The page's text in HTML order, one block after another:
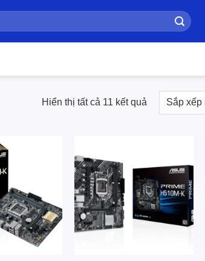
Hiển thị tất cả 11 kết quả
Add to